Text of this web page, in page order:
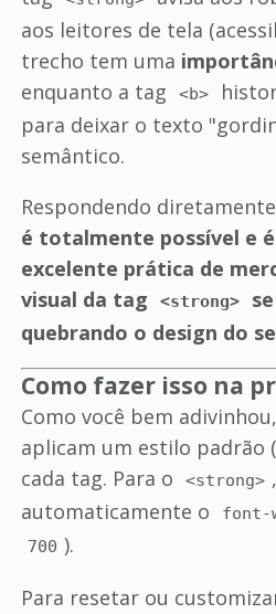
aos leitores de tela
trecho tem uma
enquanto a tag
<b>
para deixar o texto
semântico.
Respondendo
é totalmente possível e
excelente prática de
visual da tag
<strong>
quebrando o design do
Como fazer isso na
Como você bem
aplicam um estilo padrão (
cada tag. Para o
<strong>
automaticamente o
font-
700 ).
Para resetar ou